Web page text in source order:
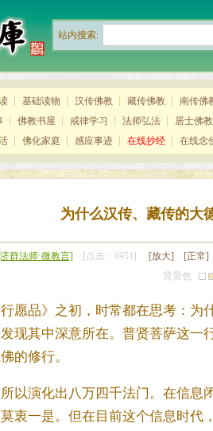
站内搜索:
┊ 基础读物 ┊ 汉传佛教 ┊ 藏传佛教 ┊ 南传佛
┊ 佛教书屋 ┊ 戒律学习 ┊ 法师弘法 ┊ 居士佛教
┊ 佛化家庭 ┊ 感应事迹 ┊ 在线抄经 ┊ 在线念
为什么汉传、藏传的大
群法师·微教言] [点击：6951] [放大]
[正常]
背景色
愿品》之初，时常都在思考：为
现其中深意所在。普贤菩萨这一
的修行。
以演化出八万四千法门。在信息
衷一是。但在目前这个信息时代